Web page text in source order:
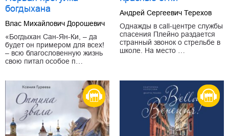
богдыхана
Влас Михайлович Дорошевич
«Богдыхан Сан-Ян-Ки, – да
будет он примером для всех!
– всю благословенную жизнь
свою питал особое п…
Андрей Сергеевич Терехов
Однажды в call-центре службы
спасения Плейно раздается
странный звонок о стрельбе в
школе. На место …